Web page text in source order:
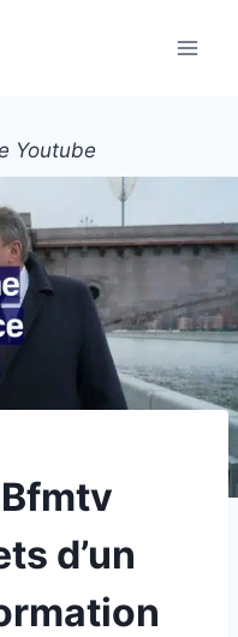
Youtube
d’un